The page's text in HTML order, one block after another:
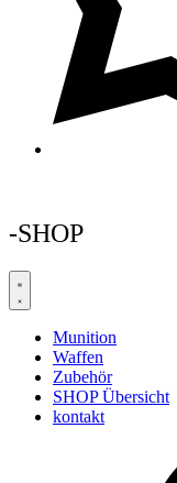
-SHOP
Munition
Waffen
Zubehör
SHOP Übersicht
kontakt